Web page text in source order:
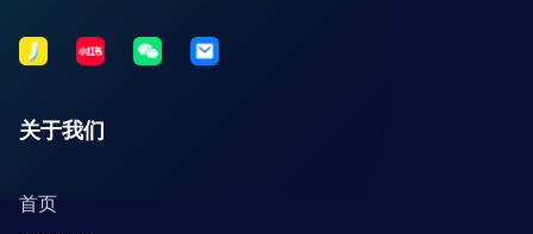
关于我们
首页